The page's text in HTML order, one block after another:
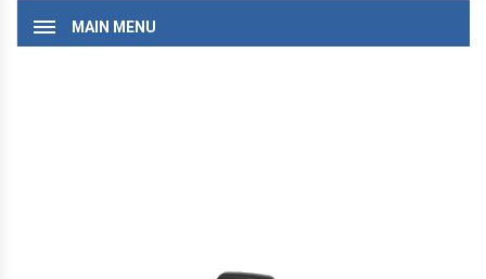
MAIN MENU